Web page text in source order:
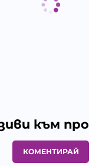
към
КОМЕНТИРАЙ